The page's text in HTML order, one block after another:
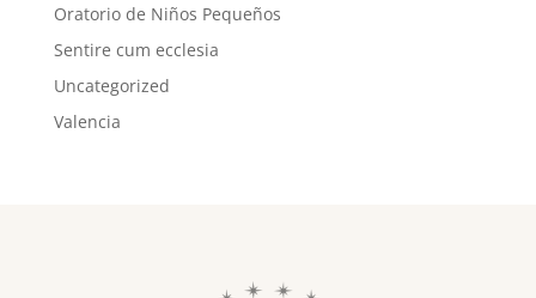
Oratorio de Niños Pequeños
Sentire cum ecclesia
Uncategorized
Valencia